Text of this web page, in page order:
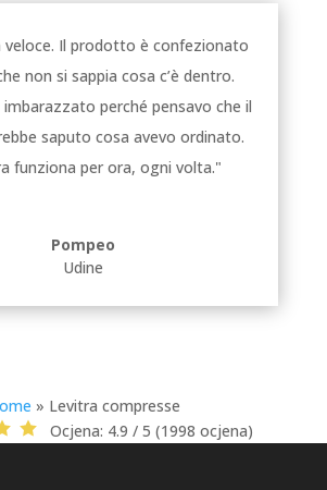
veloce. Il prodotto è confezionato
non si sappia cosa c’è dentro.
imbarazzato perché pensavo che il
saputo cosa avevo ordinato.
funziona per ora, ogni volta."
Pompeo
Udine
» Levitra compresse
Ocjena: 4.9 / 5 (1998 ocjena)